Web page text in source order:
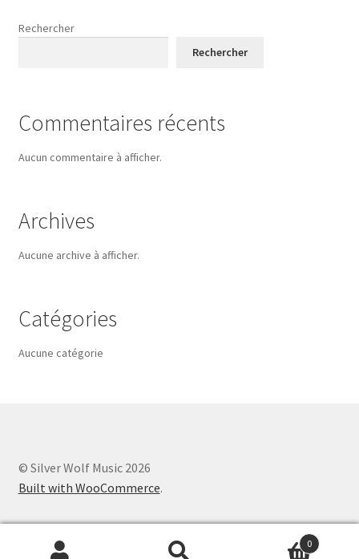
Rechercher
Rechercher
Commentaires récents
Aucun commentaire à afficher.
Archives
Aucune archive à afficher.
Catégories
Aucune catégorie
© Silver Wolf Music 2026
Built with WooCommerce.
0